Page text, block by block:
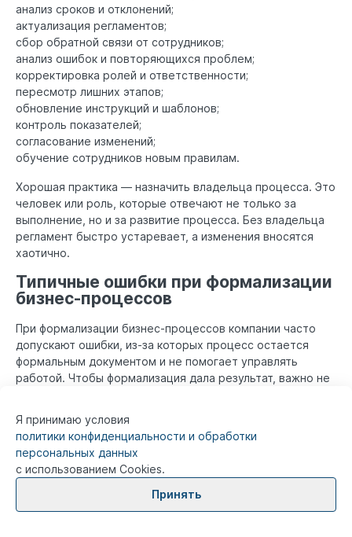
анализ сроков и отклонений;
актуализация регламентов;
сбор обратной связи от сотрудников;
анализ ошибок и повторяющихся проблем;
корректировка ролей и ответственности;
пересмотр лишних этапов;
обновление инструкций и шаблонов;
контроль показателей;
согласование изменений;
обучение сотрудников новым правилам.
Хорошая практика — назначить владельца процесса. Это
человек или роль, которые отвечают не только за
выполнение, но и за развитие процесса. Без владельца
регламент быстро устаревает, а изменения вносятся
хаотично.
Типичные ошибки при формализации
бизнес-процессов
При формализации бизнес-процессов компании часто
допускают ошибки, из-за которых процесс остается
формальным документом и не помогает управлять
работой. Чтобы формализация дала результат, важно не
Ошибка
К чему
Как сделать
Документ
выглядит
Я принимаю условия
политики конфиденциальности и обработки
персональных данных
с использованием Cookies.
Принять